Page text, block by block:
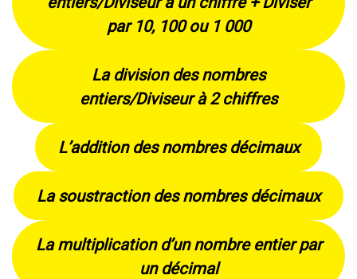
par 10, 100 ou 1 000
La division des nombres
entiers/Diviseur à 2 chiffres
L’addition des nombres décimaux
La soustraction des nombres décimaux
La multiplication d’un nombre entier par
un décimal